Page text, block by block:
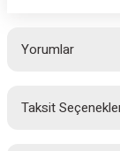
Yorumlar
Taksit